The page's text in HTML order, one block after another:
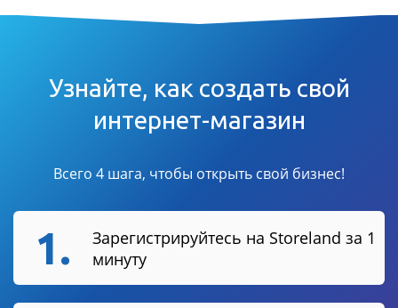
Узнайте, как создать свой
интернет-магазин
Всего 4 шага, чтобы открыть свой бизнес!
1.
Зарегистрируйтесь на Storeland за 1
минуту